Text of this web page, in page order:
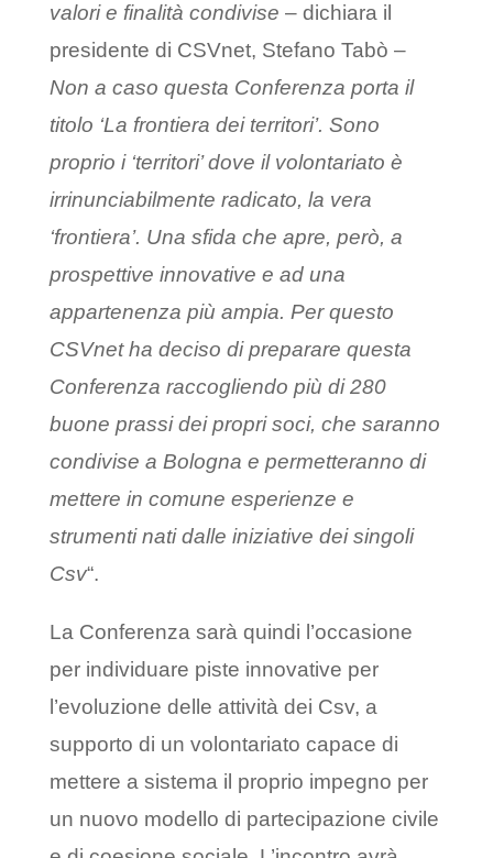
valori e finalità condivise – dichiara il
presidente di CSVnet, Stefano Tabò –
Non a caso questa Conferenza porta il
titolo ‘La frontiera dei territori’. Sono
proprio i ‘territori’ dove il volontariato è
irrinunciabilmente radicato, la vera
‘frontiera’. Una sfida che apre, però, a
prospettive innovative e ad una
appartenenza più ampia. Per questo
CSVnet ha deciso di preparare questa
Conferenza raccogliendo più di 280
buone prassi dei propri soci, che saranno
condivise a Bologna e permetteranno di
mettere in comune esperienze e
strumenti nati dalle iniziative dei singoli
Csv“.
La Conferenza sarà quindi l’occasione
per individuare piste innovative per
l’evoluzione delle attività dei Csv, a
supporto di un volontariato capace di
mettere a sistema il proprio impegno per
un nuovo modello di partecipazione civile